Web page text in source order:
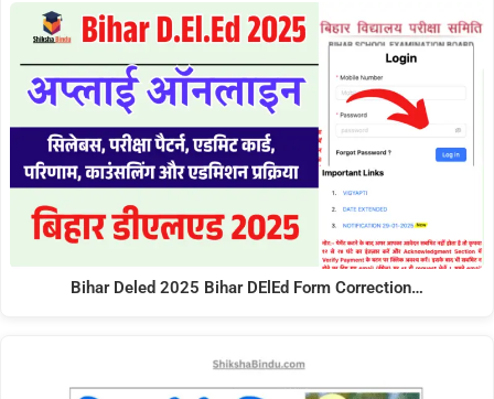
Bihar Deled 2025 Bihar DElEd Form Correction…